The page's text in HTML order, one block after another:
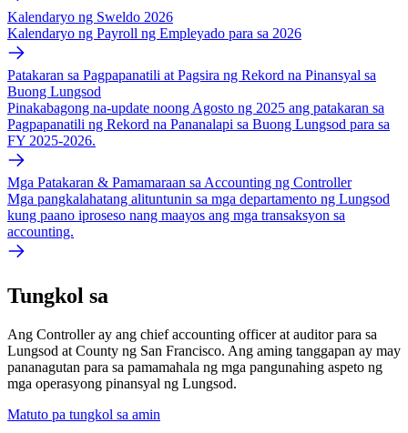
Kalendaryo ng Sweldo 2026
Kalendaryo ng Payroll ng Empleyado para sa 2026
Patakaran sa Pagpapanatili at Pagsira ng Rekord na Pinansyal sa
Buong Lungsod
Pinakabagong na-update noong Agosto ng 2025 ang patakaran sa
Pagpapanatili ng Rekord na Pananalapi sa Buong Lungsod para sa
FY 2025-2026.
Mga Patakaran & Pamamaraan sa Accounting ng Controller
Mga pangkalahatang alituntunin sa mga departamento ng Lungsod
kung paano iproseso nang maayos ang mga transaksyon sa
accounting.
Tungkol sa
Ang Controller ay ang chief accounting officer at auditor para sa
Lungsod at County ng San Francisco. Ang aming tanggapan ay may
pananagutan para sa pamamahala ng mga pangunahing aspeto ng
mga operasyong pinansyal ng Lungsod.
Matuto pa tungkol sa amin